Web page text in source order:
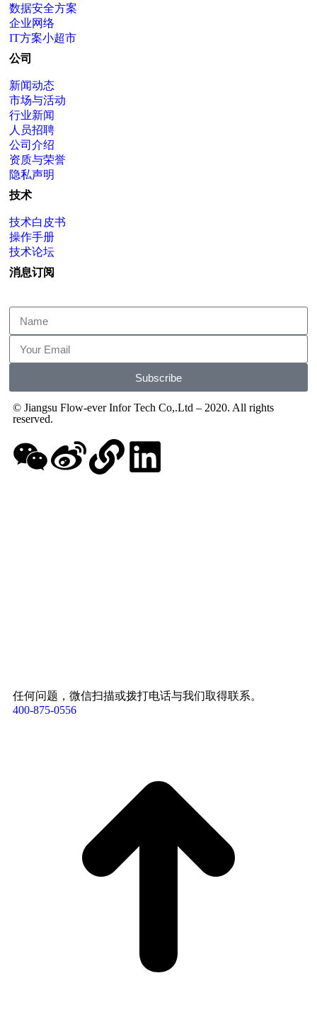
数据安全方案
企业网络
IT方案小超市
公司
新闻动态
市场与活动
行业新闻
人员招聘
公司介绍
资质与荣誉
隐私声明
技术
技术白皮书
操作手册
技术论坛
消息订阅
Subscribe
© Jiangsu Flow-ever Infor Tech Co,.Ltd – 2020. All rights
reserved.
任何问题，微信扫描或拨打电话与我们取得联系。
400-875-0556​